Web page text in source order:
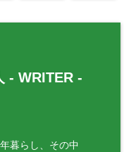
- WRITER -
暮らし、その中